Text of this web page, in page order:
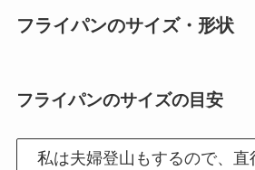
フライパンのサイズ・形状
フライパンのサイズの目安
私は夫婦登山もするので、直